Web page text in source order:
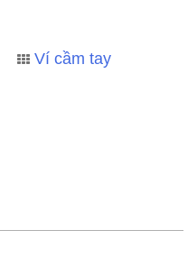
Ví cầm tay